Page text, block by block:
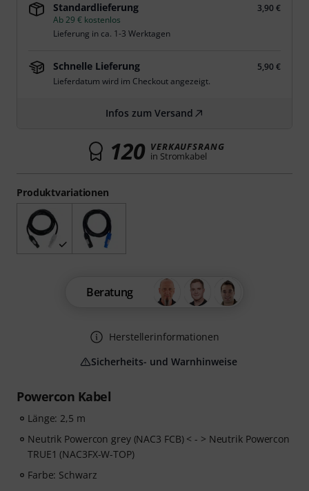
Powercon Kabel
Länge: 2,5 m
Neutrik Powercon grey (NAC3 FCB) < - > Neutrik Powercon
TRUE1 (NAC3FX-W-TOP)
Farbe: Schwarz
Produktvariationen
Standardlieferung
3,90 €
Ab 29 € kostenlos
Lieferung in ca. 1-3 Werktagen
Schnelle Lieferung
5,90 €
Lieferdatum wird im Checkout angezeigt.
Infos zum Versand
120 VERKAUFSRANG
in Stromkabel
Beratung
Herstellerinformationen
Sicherheits- und Warnhinweise